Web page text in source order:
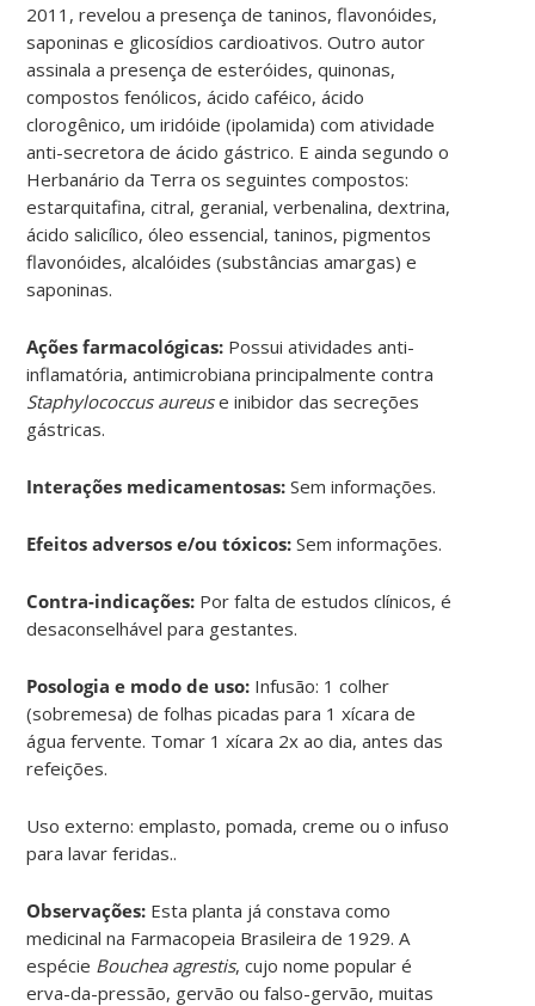
2011, revelou a presença de taninos, flavonóides,
saponinas e glicosídios cardioativos. Outro autor
assinala a presença de esteróides, quinonas,
compostos fenólicos, ácido caféico, ácido
clorogênico, um iridóide (ipolamida) com atividade
anti-secretora de ácido gástrico. E ainda segundo o
Herbanário da Terra os seguintes compostos:
estarquitafina, citral, geranial, verbenalina, dextrina,
ácido salicílico, óleo essencial, taninos, pigmentos
flavonóides, alcalóides (substâncias amargas) e
saponinas.
Ações farmacológicas: Possui atividades anti-
inflamatória, antimicrobiana principalmente contra
Staphylococcus aureuse inibidor das secreções
gástricas.
Interações medicamentosas: Sem informações.
Efeitos adversos e/ou tóxicos: Sem informações.
Contra-indicações: Por falta de estudos clínicos, é
desaconselhável para gestantes.
Posologia e modo de uso: Infusão: 1 colher
(sobremesa) de folhas picadas para 1 xícara de
água fervente. Tomar 1 xícara 2x ao dia, antes das
refeições.
Uso externo: emplasto, pomada, creme ou o infuso
para lavar feridas..
Observações: Esta planta já constava como
medicinal na Farmacopeia Brasileira de 1929. A
espécie Bouchea agrestis, cujo nome popular é
erva-da-pressão, gervão ou falso-gervão, muitas